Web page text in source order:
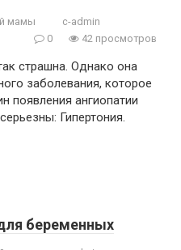
мамы
c-admin
0
42 просмотров
страшна. Однако она
заболевания, которое
появления ангиопатии
Гипертония.
беременных